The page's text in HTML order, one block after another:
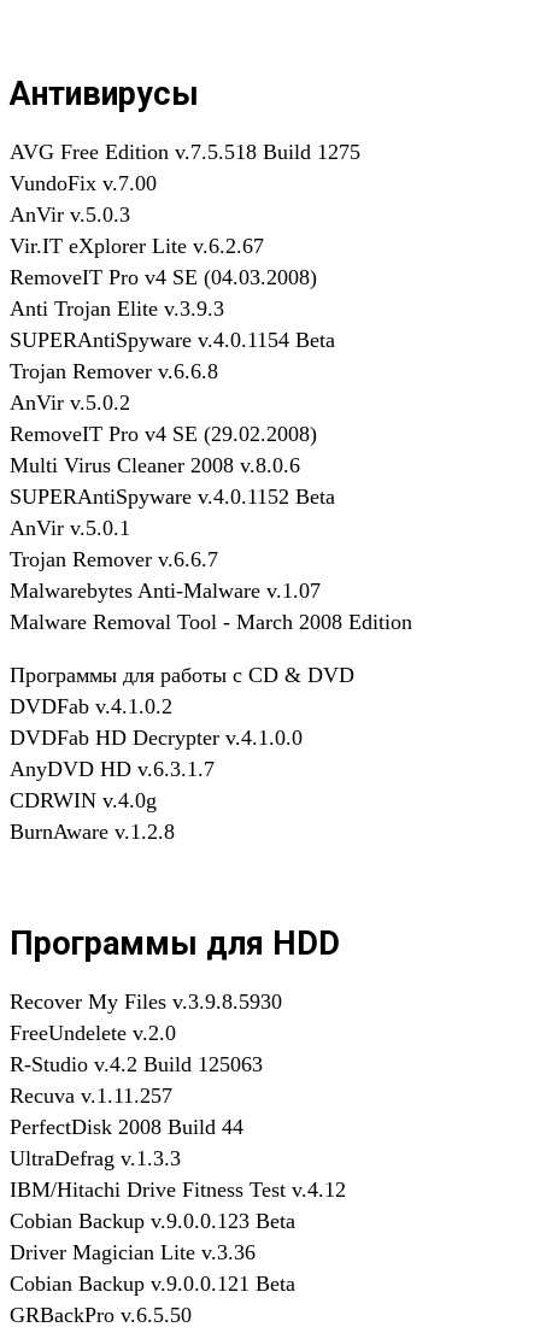
Антивирусы
AVG Free Edition v.7.5.518 Build 1275
VundoFix v.7.00
AnVir v.5.0.3
Vir.IT eXplorer Lite v.6.2.67
RemoveIT Pro v4 SE (04.03.2008)
Anti Trojan Elite v.3.9.3
SUPERAntiSpyware v.4.0.1154 Beta
Trojan Remover v.6.6.8
AnVir v.5.0.2
RemoveIT Pro v4 SE (29.02.2008)
Multi Virus Cleaner 2008 v.8.0.6
SUPERAntiSpyware v.4.0.1152 Beta
AnVir v.5.0.1
Trojan Remover v.6.6.7
Malwarebytes Anti-Malware v.1.07
Malware Removal Tool - March 2008 Edition
Программы для работы с CD & DVD
DVDFab v.4.1.0.2
DVDFab HD Decrypter v.4.1.0.0
AnyDVD HD v.6.3.1.7
CDRWIN v.4.0g
BurnAware v.1.2.8
Программы для HDD
Recover My Files v.3.9.8.5930
FreeUndelete v.2.0
R-Studio v.4.2 Build 125063
Recuva v.1.11.257
PerfectDisk 2008 Build 44
UltraDefrag v.1.3.3
IBM/Hitachi Drive Fitness Test v.4.12
Cobian Backup v.9.0.0.123 Beta
Driver Magician Lite v.3.36
Cobian Backup v.9.0.0.121 Beta
GRBackPro v.6.5.50